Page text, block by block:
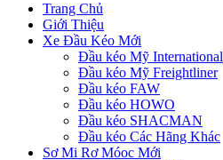
Trang Chủ
Giới Thiệu
Xe Đầu Kéo Mới
Đầu kéo Mỹ International
Đầu kéo Mỹ Freightliner
Đầu kéo FAW
Đầu kéo HOWO
Đầu kéo SHACMAN
Đầu kéo Các Hãng Khác
Sơ Mi Rơ Móoc Mới